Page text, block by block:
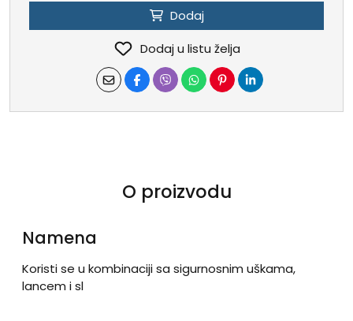
Dodaj
Dodaj u listu želja
O proizvodu
Namena
Koristi se u kombinaciji sa sigurnosnim uškama,
lancem i sl